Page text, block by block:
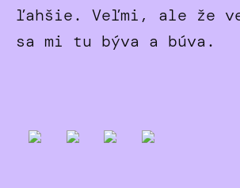
ľahšie. Veľmi, ale že
sa mi tu býva a búva.